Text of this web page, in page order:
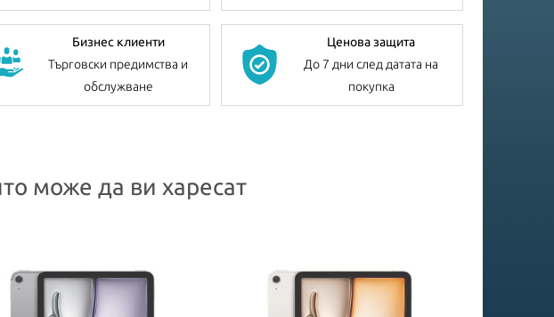
Бизнес клиенти
Търговски предимства и
обслужване
Ценова защита
До 7 дни след датата на
покупка
може да ви харесат